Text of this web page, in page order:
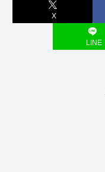
X
LINE